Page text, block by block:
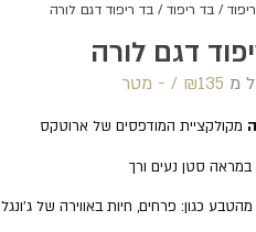
/בד ריפוד / בד ריפוד דגם לורה
דגם לורה
מ ₪135 /‏‏‎ ‎- מטר
מקולקציית המודפסים של ארוטקס
במראה סטן נעים ורך
כגון: פרחים, חיות באווירה של ג'ונגל